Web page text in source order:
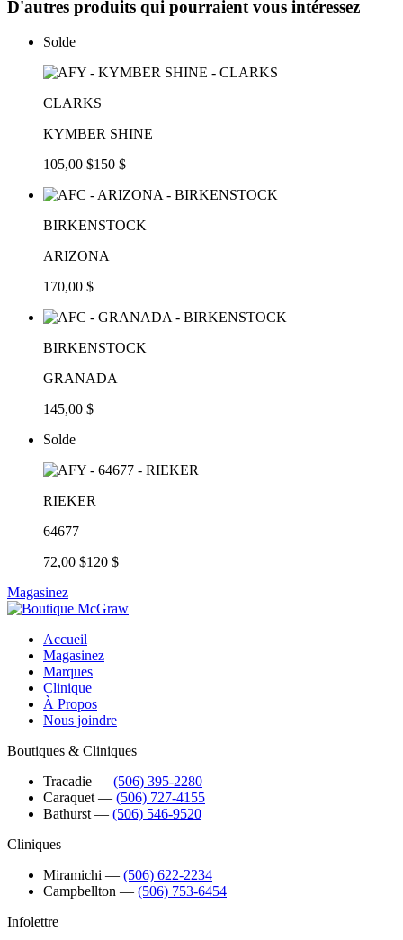
D'autres produits qui pourraient vous intéressez
Solde
CLARKS
KYMBER SHINE
105,00 $150 $
BIRKENSTOCK
ARIZONA
170,00 $
BIRKENSTOCK
GRANADA
145,00 $
Solde
RIEKER
64677
72,00 $120 $
Magasinez
Accueil
Magasinez
Marques
Clinique
À Propos
Nous joindre
Boutiques & Cliniques
Tracadie ― (506) 395-2280
Caraquet ― (506) 727-4155
Bathurst ― (506) 546-9520
Cliniques
Miramichi ― (506) 622-2234
Campbellton ― (506) 753-6454
Infolettre